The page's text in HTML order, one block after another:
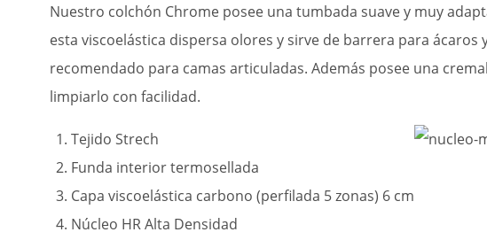
Nuestro colchón Chrome posee una tumbada suave y muy
esta viscoelástica dispersa olores y sirve de barrera para
recomendado para camas articuladas. Además posee una
limpiarlo con facilidad.
Tejido Strech
Funda interior termosellada
Capa viscoelástica carbono (perfilada 5 zonas) 6 cm
Núcleo HR Alta Densidad